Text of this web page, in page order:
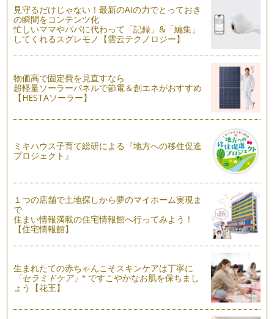
夏はフットネイル♪ NO.2
前回の記事で、カラーセラピーを取り入れたネイルのご紹介を
させていただきましたが、色には、と…
夏はフットネイル♪ NO.1
夏は素足になることが多い季節。 ミュールやサンダルを履い
てい…
ネイルカラーに流行色を取り入れる♪
今年の春夏流行色は『シャーベットカラー』。 パステルカラ
ーよ…
『自分の手（肌）の色にあったネイルカラー』
お肌の色は人それぞれ違います。おおまかに分けるとクールタ
見守るだけじゃない！最新のAIの力でとっておき
の瞬間をコンテンツ化
忙しいママやパパに代わって「記録」&「編集」
してくれるスグレモノ【雲云テクノロジー】
物価高で固定費を見直すなら
超軽量ソーラーパネルで節電＆創エネがおすすめ
【HESTAソーラー】
ミキハウス子育て総研による『地方への移住促進
プロジェクト』
１つの店舗で土地探しから夢のマイホーム実現ま
で
住まい情報満載の住宅情報館へ行ってみよう！
【住宅情報館】
生まれたての赤ちゃんこそスキンケアは丁寧に
「セラミドケア」※ ですこやかなお肌を保ちまし
ょう【花王】